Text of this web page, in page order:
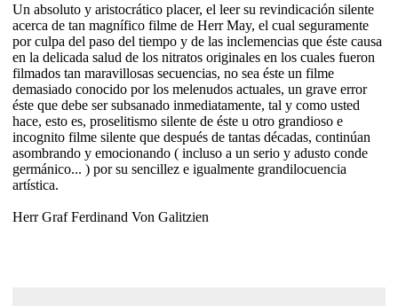
Un absoluto y aristocrático placer, el leer su revindicación silente
acerca de tan magnífico filme de Herr May, el cual seguramente
por culpa del paso del tiempo y de las inclemencias que éste causa
en la delicada salud de los nitratos originales en los cuales fueron
filmados tan maravillosas secuencias, no sea éste un filme
demasiado conocido por los melenudos actuales, un grave error
éste que debe ser subsanado inmediatamente, tal y como usted
hace, esto es, proselitismo silente de éste u otro grandioso e
incognito filme silente que después de tantas décadas, continúan
asombrando y emocionando ( incluso a un serio y adusto conde
germánico... ) por su sencillez e igualmente grandilocuencia
artística.
Herr Graf Ferdinand Von Galitzien